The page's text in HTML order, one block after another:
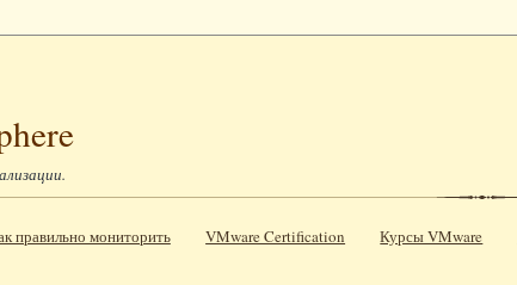
правильно мониторить VMware Certification Курсы VMware